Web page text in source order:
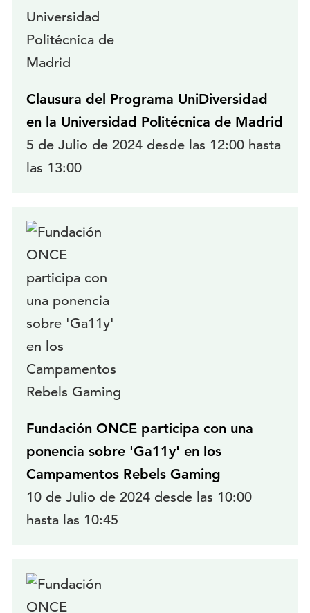
Clausura del Programa UniDiversidad
en la Universidad Politécnica de Madrid
5 de Julio de 2024 desde las 12:00 hasta
las 13:00
Fundación ONCE participa con una
ponencia sobre 'Ga11y' en los
Campamentos Rebels Gaming
10 de Julio de 2024 desde las 10:00
hasta las 10:45